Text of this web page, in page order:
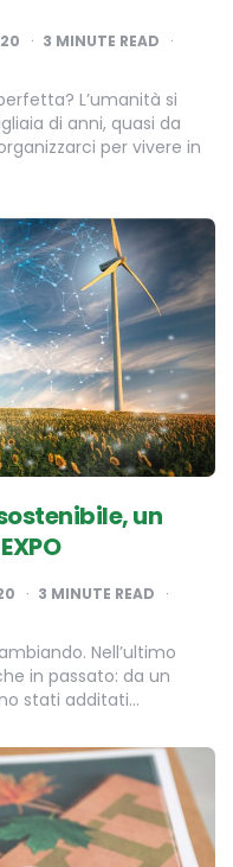
3 MINUTE READ
L’umanità si
di anni, quasi da
per vivere in
un
3 MINUTE READ
Nell’ultimo
in passato: da un
stati additati…